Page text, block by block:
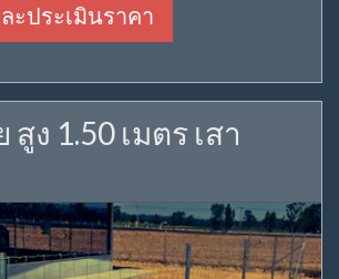
ะประเมินราคา
ง 1.50 เมตร เสา